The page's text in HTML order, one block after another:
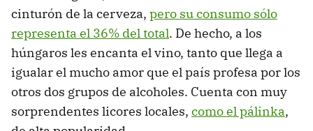
cinturón de la cerveza, pero su consumo sólo
representa el 36% del total. De hecho, a los
húngaros les encanta el vino, tanto que llega a
igualar el mucho amor que el país profesa por los
otros dos grupos de alcoholes. Cuenta con muy
sorprendentes licores locales, como el pálinka,